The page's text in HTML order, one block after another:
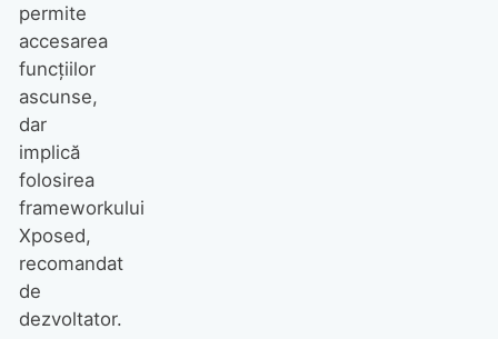
permite
accesarea
funcțiilor
ascunse,
dar
implică
folosirea
frameworkului
Xposed,
recomandat
de
dezvoltator.